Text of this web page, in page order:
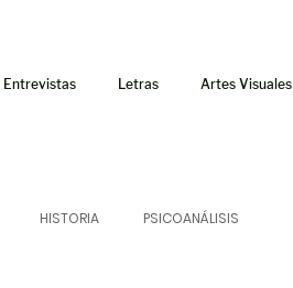
Entrevistas Letras Artes Visuales
HISTORIA PSICOANÁLISIS